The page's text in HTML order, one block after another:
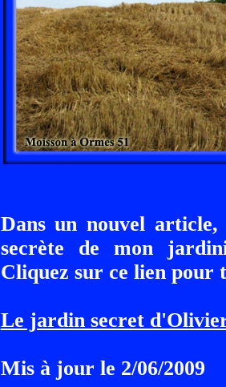
Dans un nouvel
secrète de mon
Cliquez sur ce lien pour
Le jardin secret
Mis à jour le 2/06/2009